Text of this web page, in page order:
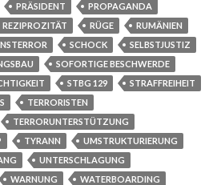
PRÄSIDENT
PROPAGANDA
REZIPROZITÄT RÜGE
RUMÄNIEN
SCHOCK
SELBSTJUSTIZ
SOFORTIGE BESCHWERDE
STBG 129
STRAFFREIHEIT
TERRORISTEN
TERRORUNTERSTÜTZUNG
TYRANN
UMSTRUKTURIERUNG
UNTERSCHLAGUNG
WARNUNG
WATERBOARDING